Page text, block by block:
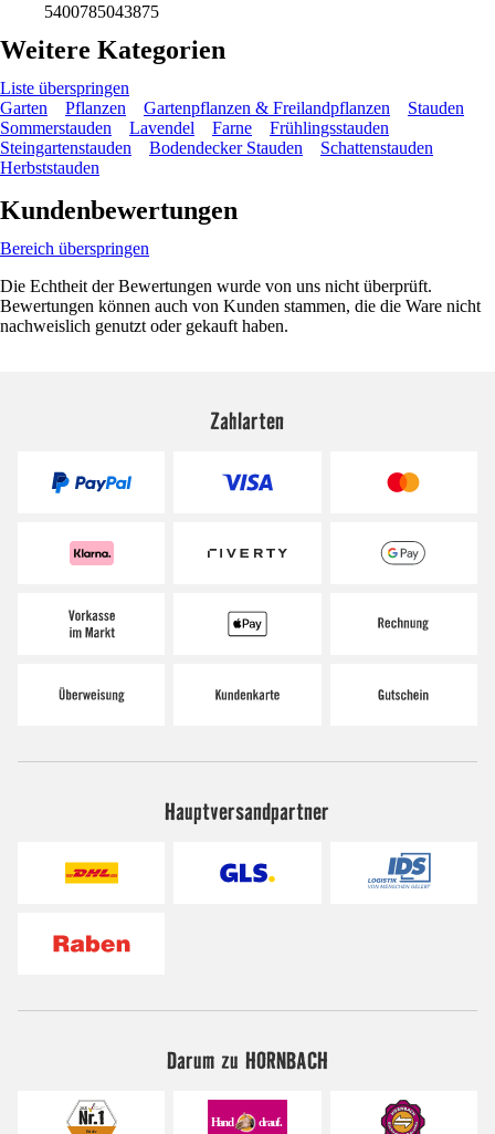
5400785043875
Weitere Kategorien
Liste überspringen
Garten
Pflanzen Gartenpflanzen & Freilandpflanzen
Stauden
Sommerstauden
Lavendel Farne
Frühlingsstauden
Steingartenstauden
Bodendecker Stauden
Schattenstauden
Herbststauden
Kundenbewertungen
Bereich überspringen
Die Echtheit der Bewertungen wurde von uns nicht überprüft.
Bewertungen können auch von Kunden stammen, die die Ware nicht
nachweislich genutzt oder gekauft haben.
Zahlarten
Hauptversandpartner
Darum zu HORNBACH